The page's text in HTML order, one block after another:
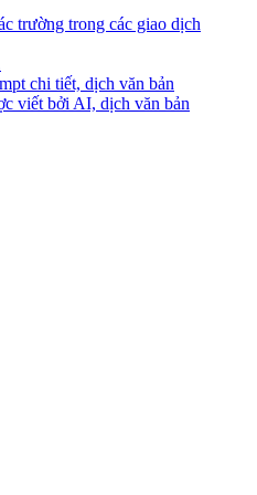
trường trong các giao dịch
chi tiết, dịch văn bản
viết bởi AI, dịch văn bản